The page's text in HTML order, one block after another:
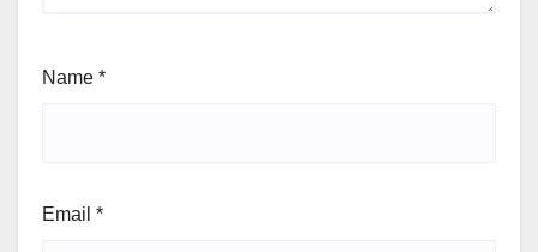
Name *
Email *